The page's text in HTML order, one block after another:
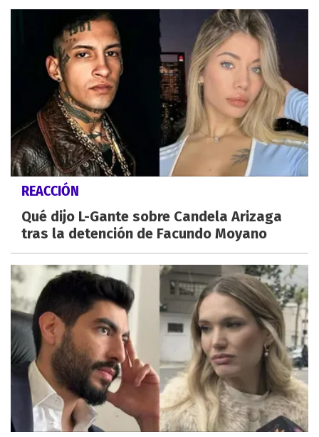
REACCIÓN
Qué dijo L-Gante sobre Candela Arizaga
tras la detención de Facundo Moyano